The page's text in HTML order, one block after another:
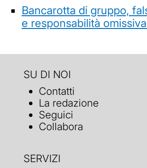
Bancarotta di gruppo,
e responsabilità
SU DI NOI
Contatti
La redazione
Seguici
Collabora
SERVIZI